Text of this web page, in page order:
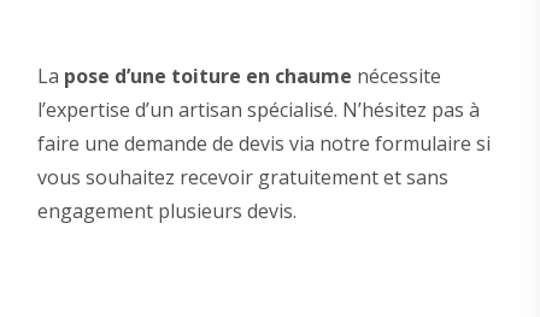
La pose d’une toiture en chaume nécessite
l’expertise d’un artisan spécialisé. N’hésitez pas à
faire une demande de devis via notre formulaire si
vous souhaitez recevoir gratuitement et sans
engagement plusieurs devis.